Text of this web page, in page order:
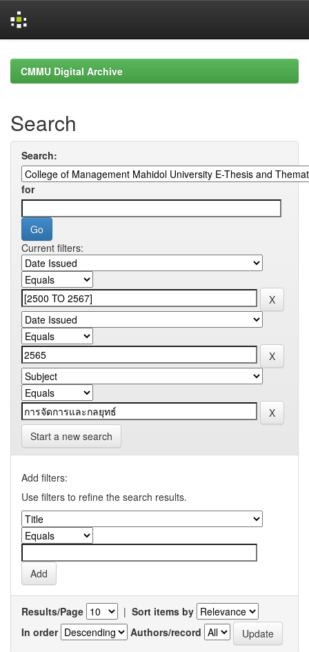
navigationCMMU Digital Archive
Search
Search:
for
Current filters:
Start a new search
Add filters:
Use filters to refine the search results.
Results/Page | Sort items by
In order
Authors/record